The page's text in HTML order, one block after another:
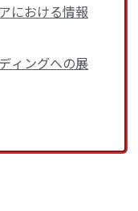
における情報
ィングへの展